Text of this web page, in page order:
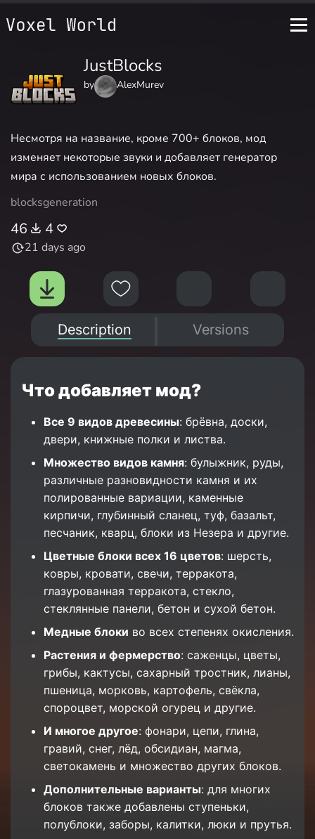
JustBlocks
by AlexMurev
Несмотря на название, кроме 700+ блоков, мод
изменяет некоторые звуки и добавляет генератор
мира с использованием новых блоков.
blocksgeneration
46 4
21 days ago
Description Versions
Что добавляет мод?
Все 9 видов древесины: брёвна, доски,
двери, книжные полки и листва.
Множество видов камня: булыжник, руды,
различные разновидности камня и их
полированные вариации, каменные
кирпичи, глубинный сланец, туф, базальт,
песчаник, кварц, блоки из Незера и другие.
Цветные блоки всех 16 цветов: шерсть,
ковры, кровати, свечи, терракота,
глазурованная терракота, стекло,
стеклянные панели, бетон и сухой бетон.
Медные блоки во всех степенях окисления.
Растения и фермерство: саженцы, цветы,
грибы, кактусы, сахарный тростник, лианы,
пшеница, морковь, картофель, свёкла,
спороцвет, морской огурец и другие.
И многое другое: фонари, цепи, глина,
гравий, снег, лёд, обсидиан, магма,
светокамень и множество других блоков.
Дополнительные варианты: для многих
блоков также добавлены ступеньки,
полублоки, заборы, калитки, люки и прутья.